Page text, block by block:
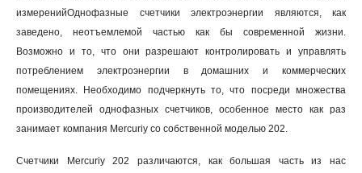
измеренийОднофазные счетчики электроэнергии являются, как
заведено, неотъемлемой частью как бы современной жизни.
Возможно и то, что они разрешают контролировать и управлять
потреблением электроэнергии в домашних и коммерческих
помещениях. Необходимо подчеркнуть то, что посреди множества
производителей однофазных счетчиков, особенное место как раз
занимает компания Mercuriy со собственной моделью 202.
Счетчики Mercuriy 202 различаются, как большая часть из нас